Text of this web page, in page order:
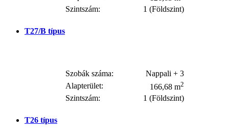
Szintszám: 1 (Földszint)
T27/B típus
Szobák száma:
Nappali + 3
Alapterület:
166,68 m2
Szintszám: 1 (Földszint)
T26 típus